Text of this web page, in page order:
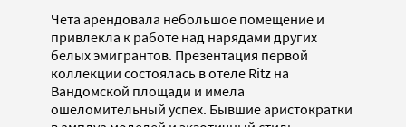
Чета арендовала небольшое помещение и
привлекла к работе над нарядами других
белых эмигрантов. Презентация первой
коллекции состоялась в отеле Ritz на
Вандомской площади и имела
ошеломительный успех. Бывшие аристократки